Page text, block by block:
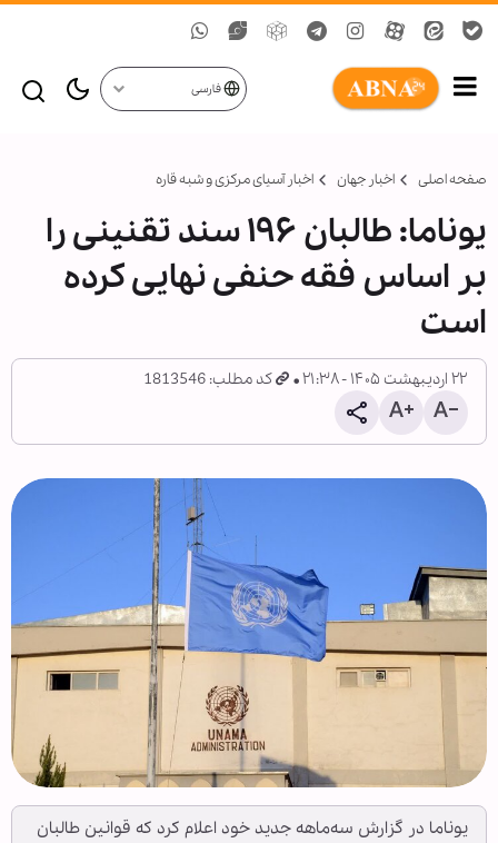
فارسی
صفحه اصلی اخبار جهان اخبار آسیای مرکزی و شبه قاره
یوناما: طالبان ۱۹۶ سند تقنینی را
بر اساس فقه حنفی نهایی کرده
است
۲۲ اردیبهشت ۱۴۰۵ - ۲۱:۳۸ کد مطلب: 1813546
یوناما در گزارش سه‌ماهه جدید خود اعلام کرد که قوانین طالبان